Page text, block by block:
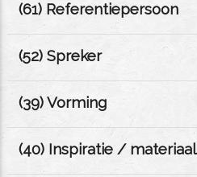
(61) Referentiepersoon
(52) Spreker
(39) Vorming
(40) Inspiratie / materiaal